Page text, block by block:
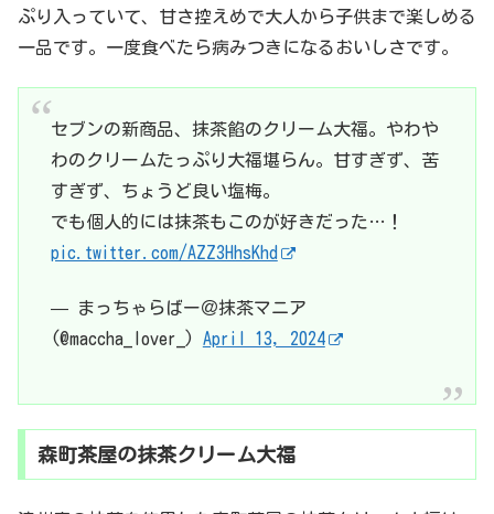
ぷり入っていて、甘さ控えめで大人から子供まで楽しめる
一品です。一度食べたら病みつきになるおいしさです。
セブンの新商品、抹茶餡のクリーム大福。やわや
わのクリームたっぷり大福堪らん。甘すぎず、苦
すぎず、ちょうど良い塩梅。
でも個人的には抹茶もこのが好きだった…！
pic.twitter.com/AZZ3HhsKhd
— まっちゃらばー＠抹茶マニア
(@maccha_lover_) April 13, 2024
森町茶屋の抹茶クリーム大福